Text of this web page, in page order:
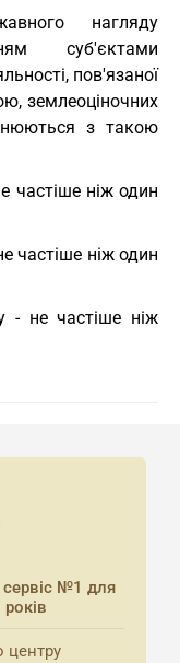
нагляду
суб'єктами
пов'язаної
землеоціночних
з такою
частіше ніж один
частіше ніж один
- не частіше ніж
№1 для
центру